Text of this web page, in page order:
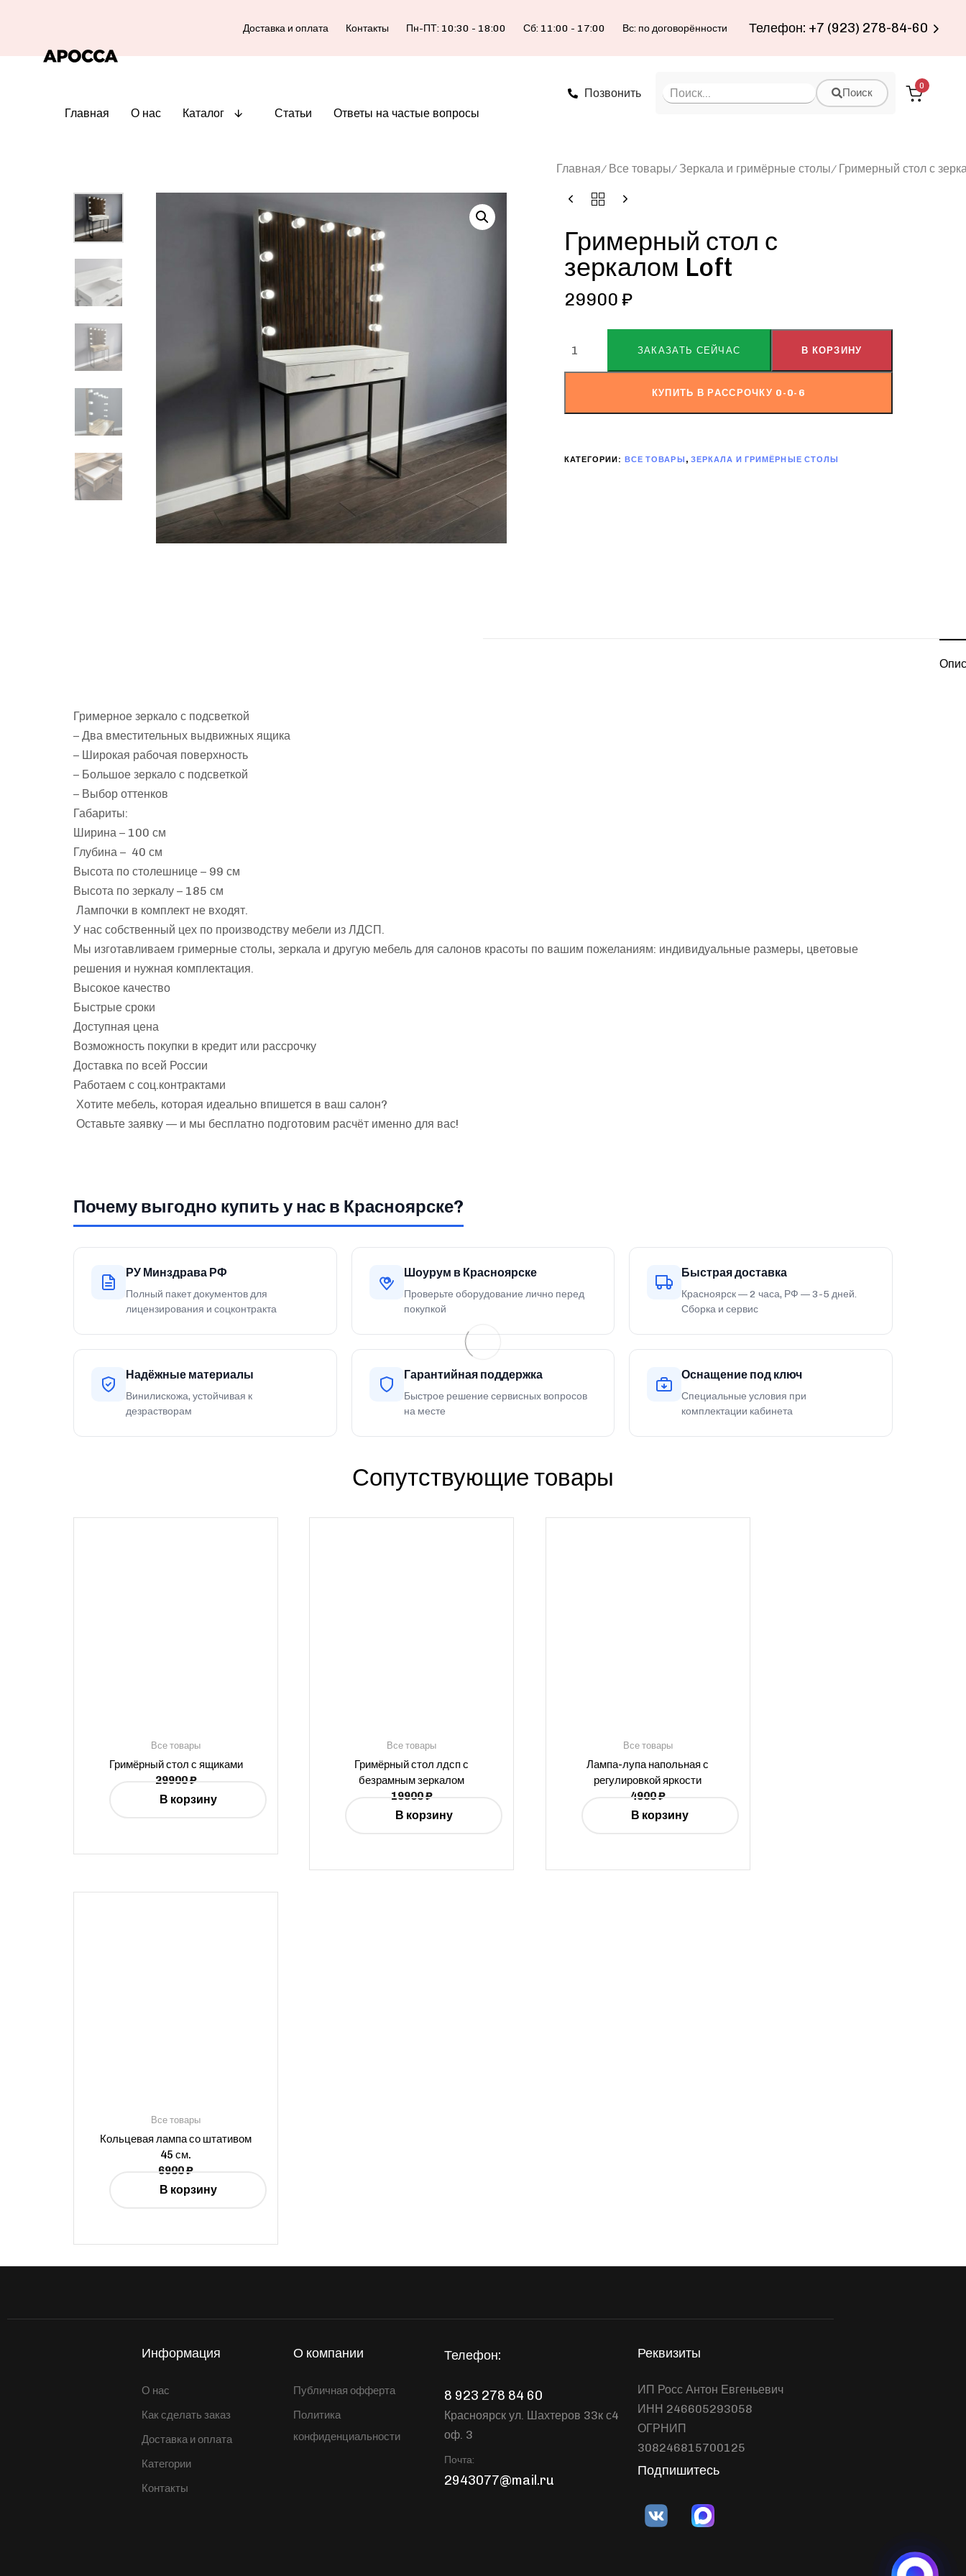
Доставка и оплата Контакты Пн-ПТ: 10:30 - 18:00 Сб: 11:00 - 17:00 Вс: по договорённости Телефон: +7 (923) 278-84-60
Главная О нас Каталог Статьи Ответы на частые вопросы
Позвонить Поиск
0
Главная Все товары Зеркала и гримёрные столы Гримерный стол с
Гримерный стол с
зеркалом Loft
29900 ₽
ЗАКАЗАТЬ СЕЙЧАС В КОРЗИНУ
КУПИТЬ В РАССРОЧКУ 0-0-6
КАТЕГОРИИ: ВСЕ ТОВАРЫ , ЗЕРКАЛА И ГРИМЁРНЫЕ СТОЛЫ
Гримерное зеркало с подсветкой
– Два вместительных выдвижных ящика
– Широкая рабочая поверхность
– Большое зеркало с подсветкой
– Выбор оттенков
Габариты:
Ширина – 100 см
Глубина – 40 см
Высота по столешнице – 99 см
Высота по зеркалу – 185 см
Лампочки в комплект не входят.
У нас собственный цех по производству мебели из ЛДСП.
Мы изготавливаем гримерные столы, зеркала и другую мебель для салонов красоты по вашим пожеланиям: индивидуальные размеры, цветовые
решения и нужная комплектация.
Высокое качество
Быстрые сроки
Доступная цена
Возможность покупки в кредит или рассрочку
Доставка по всей России
Работаем с соц.контрактами
Хотите мебель, которая идеально впишется в ваш салон?
Оставьте заявку — и мы бесплатно подготовим расчёт именно для вас!
Почему выгодно купить у нас в Красноярске?
РУ Минздрава РФ
Полный пакет документов для
лицензирования и соцконтракта
Шоурум в Красноярске
Проверьте оборудование лично перед
покупкой
Быстрая доставка
Красноярск — 2 часа, РФ — 3-5 дней.
Сборка и сервис
Надёжные материалы
Винилискожа, устойчивая к
дезрастворам
Гарантийная поддержка
Быстрое решение сервисных вопросов
на месте
Оснащение под ключ
Специальные условия при
комплектации кабинета
Сопутствующие товары
Все товары
Гримёрный стол с ящиками
29900₽
В корзину
Все товары
Гримёрный стол лдсп с
безрамным зеркалом
19900₽
В корзину
Все товары
Лампа-лупа напольная с
регулировкой яркости
4900₽
В корзину
Все товары
Кольцевая лампа со штативом
45 см.
6900₽
В корзину
Информация
О нас
Как сделать заказ
Доставка и оплата
Категории
Контакты
О компании
Публичная офферта
Политика
конфиденциальности
Телефон:
8 923 278 84 60
Красноярск ул. Шахтеров 33к с4
оф. 3
Почта:
2943077@mail.ru
Реквизиты
ИП Росс Антон Евгеньевич
ИНН 246605293058
ОГРНИП
308246815700125
Подпишитесь